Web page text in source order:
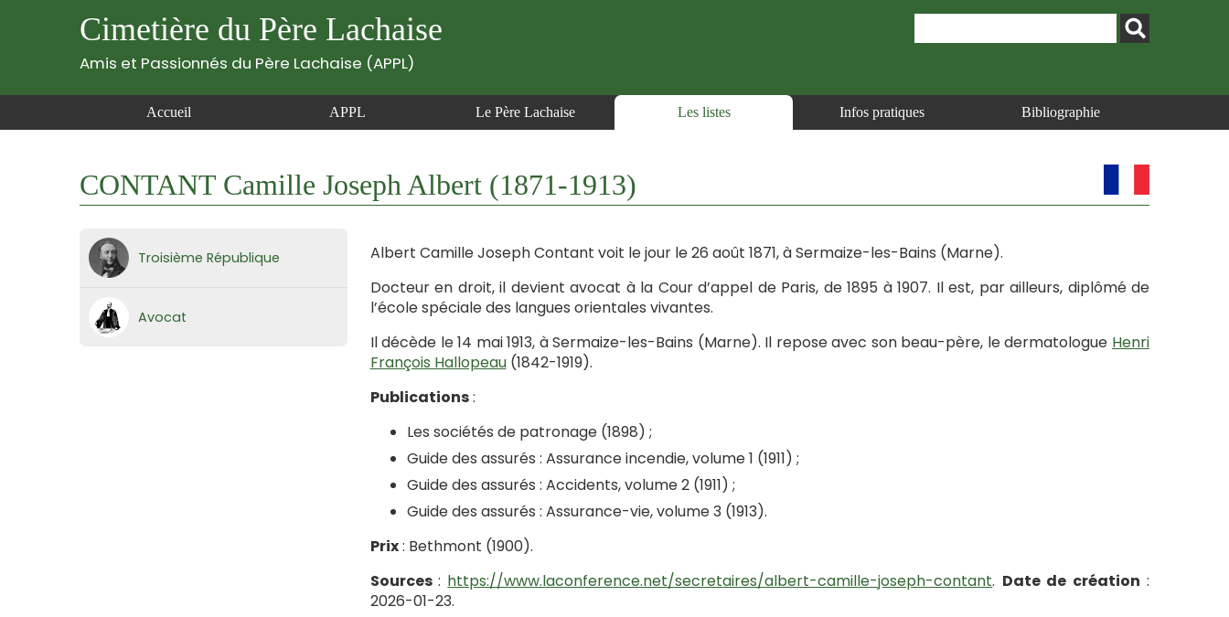
Cimetière du Père Lachaise
Amis et Passionnés du Père Lachaise (APPL)
Accueil APPL Le Père Lachaise Les listes Infos pratiques Bibliographie
CONTANT Camille Joseph Albert (1871-1913)
Troisième République
Avocat
Albert Camille Joseph Contant voit le jour le 26 août 1871, à Sermaize-les-Bains (Marne).
Docteur en droit, il devient avocat à la Cour d’appel de Paris, de 1895 à 1907. Il est, par ailleurs, diplômé de
l’école spéciale des langues orientales vivantes.
Il décède le 14 mai 1913, à Sermaize-les-Bains (Marne). Il repose avec son beau-père, le dermatologue Henri
François Hallopeau(1842-1919).
Publications:
Les sociétés de patronage (1898) ;
Guide des assurés : Assurance incendie, volume 1 (1911) ;
Guide des assurés : Accidents, volume 2 (1911) ;
Guide des assurés : Assurance-vie, volume 3 (1913).
Prix: Bethmont (1900).
Sources : https://www.laconference.net/secretaires/albert-camille-joseph-contant. Date de création :
2026-01-23.